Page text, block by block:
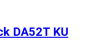
DA52T KU